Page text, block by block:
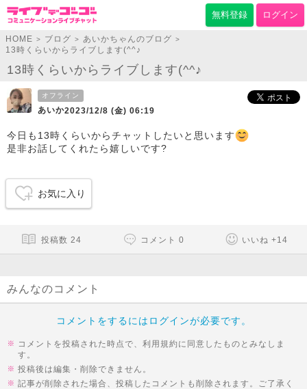
無料登録 ログイン
HOME > ブログ > あいかちゃんのブログ >
13時くらいからライブします(^^♪
13時くらいからライブします(^^♪
オフライン
あいか2023/12/8 (金) 06:19
今日も13時くらいからチャットしたいと思います
是非お話してくれたら嬉しいです?
お気に入り
投稿数 24 コメント 0 いいね +14
みんなのコメント
コメントをするにはログインが必要です。
コメントを投稿された時点で、利用規約に同意したものとみなしま
す。
投稿後は編集・削除できません。
記事が削除された場合、投稿したコメントも削除されます。ご了承く